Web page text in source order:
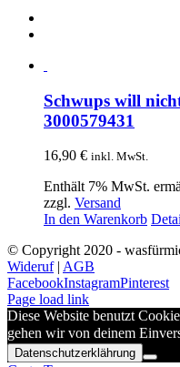
Schwups will
3000579431
16,90 € inkl. MwSt.
Enthält 7% MwSt.
zzgl. Versand
In den Warenkorb
© Copyright 2020 -
Wideruf| AGB
FacebookInstagramPinterest
Page load link
Diese Website benutzt
gehen wir von deinem
Datenschutzerklährung